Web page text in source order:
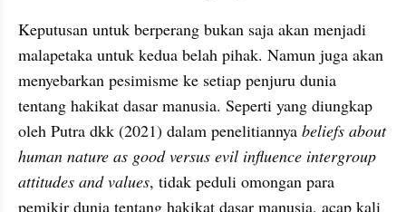
Keputusan untuk berperang bukan saja akan menjadi
malapetaka untuk kedua belah pihak. Namun juga akan
menyebarkan pesimisme ke setiap penjuru dunia
tentang hakikat dasar manusia. Seperti yang diungkap
oleh Putra dkk (2021) dalam penelitiannya beliefs about
human nature as good versus evil influence intergroup
attitudes and values, tidak peduli omongan para
pemikir dunia tentang hakikat dasar manusia, acap kali